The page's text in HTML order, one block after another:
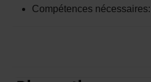
Compétences nécessaires: